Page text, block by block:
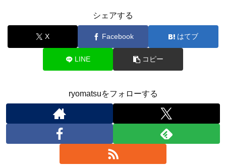
シェアする
X Facebook はてブ
LINE コピー
ryomatsuをフォローする